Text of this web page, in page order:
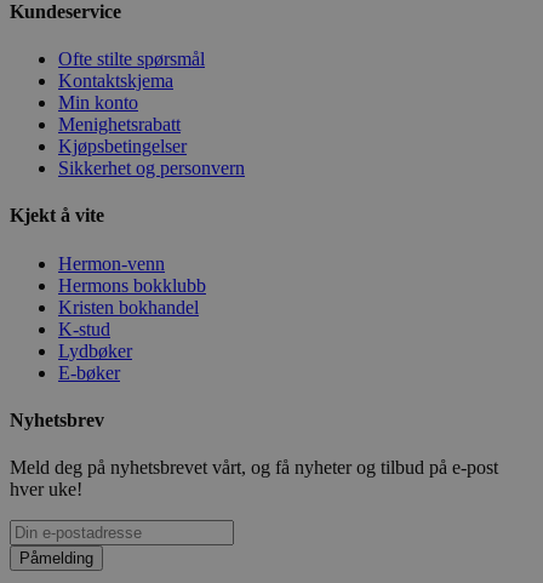
Kundeservice
Ofte stilte spørsmål
Kontaktskjema
Min konto
Menighetsrabatt
Kjøpsbetingelser
Sikkerhet og personvern
Kjekt å vite
Hermon-venn
Hermons bokklubb
Kristen bokhandel
K-stud
Lydbøker
E-bøker
Nyhetsbrev
Meld deg på nyhetsbrevet vårt, og få nyheter og tilbud på e-post
hver uke!
Påmelding